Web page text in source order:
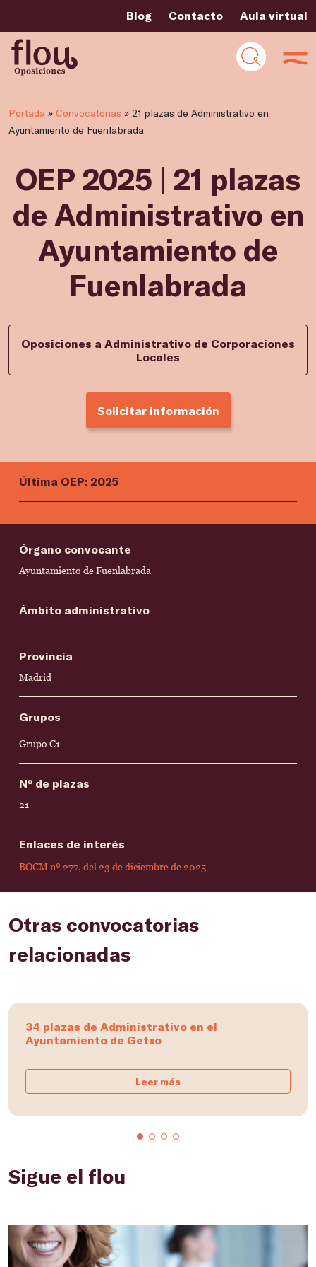
Blog Contacto Aula virtual
Portada » Convocatorias » 21 plazas de Administrativo en
Ayuntamiento de Fuenlabrada
OEP 2025 | 21 plazas
de Administrativo en
Ayuntamiento de
Fuenlabrada
Oposiciones a Administrativo de Corporaciones
Locales
Solicitar información
Última OEP: 2025
Órgano convocante
Ayuntamiento de Fuenlabrada
Ámbito administrativo
Provincia
Madrid
Grupos
Grupo C1
Nº de plazas
21
Enlaces de interés
BOCM nº 277, del 23 de diciembre de 2025
Otras convocatorias
relacionadas
34 plazas de Administrativo en el
Ayuntamiento de Getxo
Leer más
Sigue el flou